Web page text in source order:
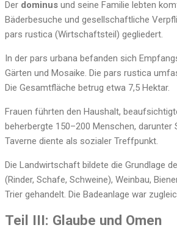
Der dominus und seine Familie lebten
Bäderbesuche und gesellschaftliche
pars rustica (Wirtschaftsteil) gegliedert.
In der pars urbana befanden sich
Gärten und Mosaike. Die pars rustica
Die Gesamtfläche betrug etwa 7,5 Hektar.
Frauen führten den Haushalt,
beherbergte 150–200 Menschen, darunter
Taverne diente als sozialer Treffpunkt.
Die Landwirtschaft bildete die Grundlage
(Rinder, Schafe, Schweine), Weinbau,
Trier gehandelt. Die Badeanlage war
Teil III: Glaube und Omen